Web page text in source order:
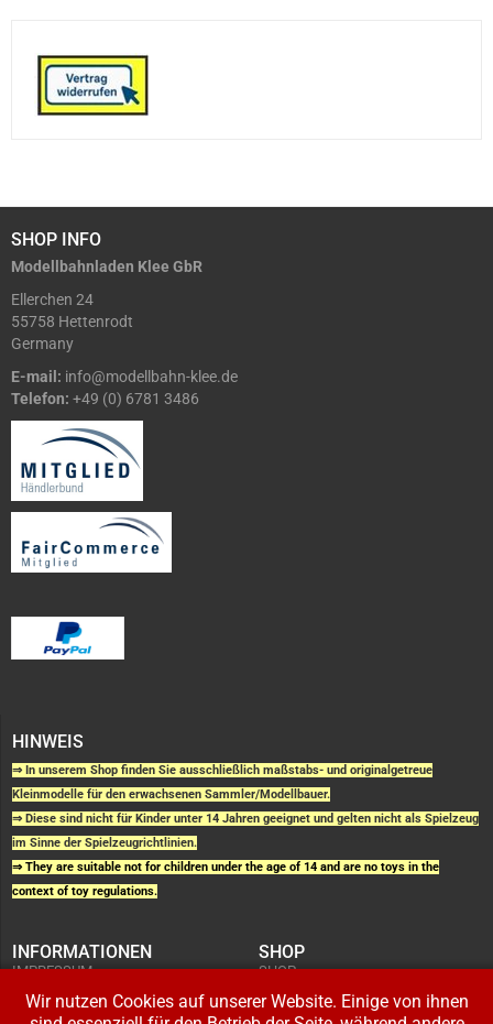
SHOP INFO
Modellbahnladen Klee GbR
Ellerchen 24
55758 Hettenrodt
Germany
E-mail: info@modellbahn-klee.de
Telefon: +49 (0) 6781 3486
HINWEIS
⇒ In unserem Shop finden Sie ausschließlich maßstabs- und originalgetreue
Kleinmodelle für den erwachsenen Sammler/Modellbauer.
⇒ Diese sind nicht für Kinder unter 14 Jahren geeignet und gelten nicht als Spielzeug
im Sinne der Spielzeugrichtlinien.
⇒ They are suitable not for children under the age of 14 and are no toys in the
context of toy regulations.
INFORMATIONEN
IMPRESSUM
KUNDENINFORMATIONEN
WIDERRUFSRECHT
SHOP
SHOP
BESTELLUNGEN
ADRESSE BEARBEITEN
Wir nutzen Cookies auf unserer Website. Einige von ihnen